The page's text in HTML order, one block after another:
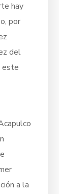
hay
por
del
este
a la